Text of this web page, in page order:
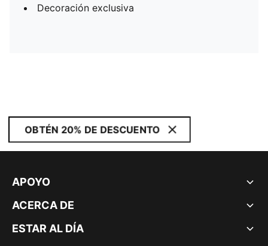
Decoración exclusiva
OBTÉN 20% DE DESCUENTO
APOYO
ACERCA DE
ESTAR AL DÍA